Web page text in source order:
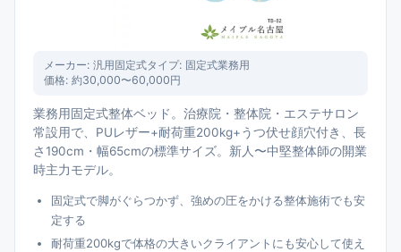
メーカー: 汎用固定式タイプ: 固定式業務用
価格: 約30,000〜60,000円
業務用固定式整体ベッド。治療院・整体院・エステサロン
常設用で、PUレザー+耐荷重200kg+うつ伏せ顔穴付き、長
さ190cm・幅65cmの標準サイズ。新人〜中堅整体師の開業
時主力モデル。
固定式で脚がぐらつかず、強めの圧をかける整体施術でも安
定する
耐荷重200kgで体格の大きいクライアントにも安心して使え